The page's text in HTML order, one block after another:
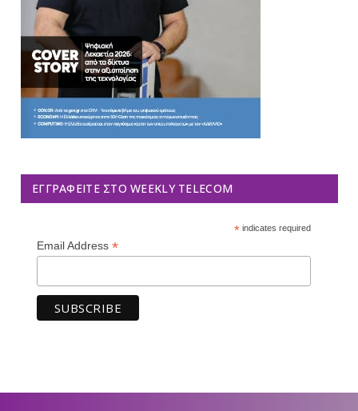
ΕΓΓΡΑΦΕΊΤΕ ΣΤΟ WEEKLY TELECOM
*indicates required
Email Address *